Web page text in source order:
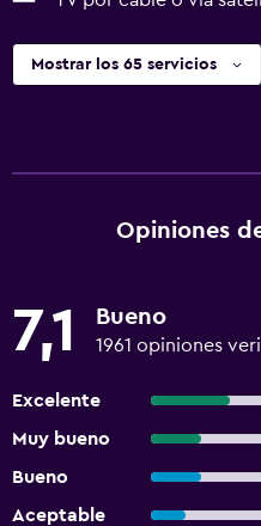
Mostrar los 65 servicios
Opiniones
7,1 Bueno
1961 opiniones
Excelente
Muy bueno
Bueno
Aceptable